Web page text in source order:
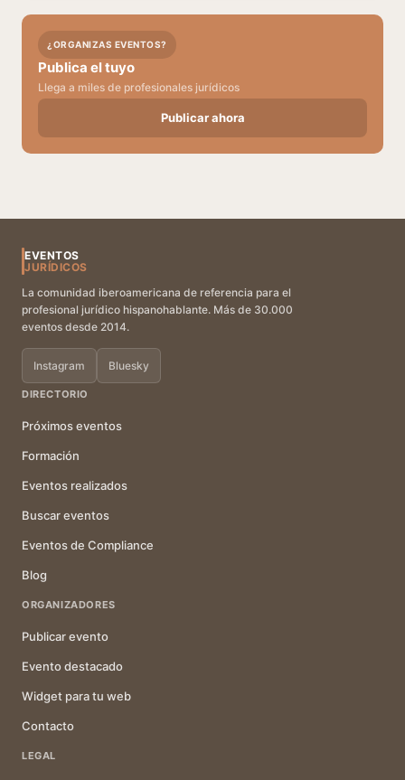
¿ORGANIZAS EVENTOS?
Publica el tuyo
Llega a miles de profesionales jurídicos
Publicar ahora
EVENTOS
JURÍDICOS
La comunidad iberoamericana de referencia para el
profesional jurídico hispanohablante. Más de 30.000
eventos desde 2014.
Instagram Bluesky
DIRECTORIO
Próximos eventos
Formación
Eventos realizados
Buscar eventos
Eventos de Compliance
Blog
ORGANIZADORES
Publicar evento
Evento destacado
Widget para tu web
Contacto
LEGAL